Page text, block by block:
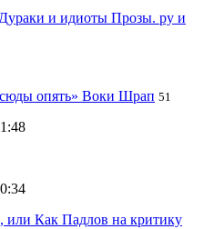
и идиоты Прозы. ру и
опять» Воки Шрап 51
или Как Падлов на критику